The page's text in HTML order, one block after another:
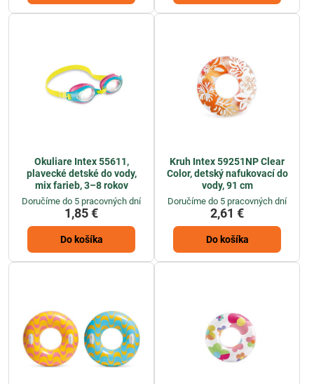
Okuliare Intex 55611,
plavecké detské do vody,
mix farieb, 3–8 rokov
Doručíme do 5 pracovných dní
1,85 €
Do košíka
Kruh Intex 59251NP Clear
Color, detský nafukovací do
vody, 91 cm
Doručíme do 5 pracovných dní
2,61 €
Do košíka